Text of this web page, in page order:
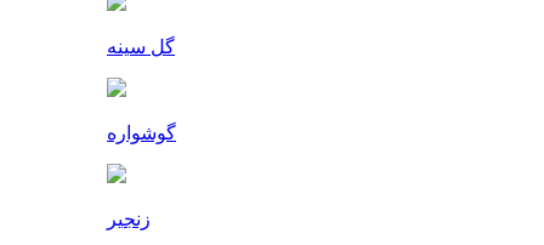
گل سینه
گوشواره
زنجیر